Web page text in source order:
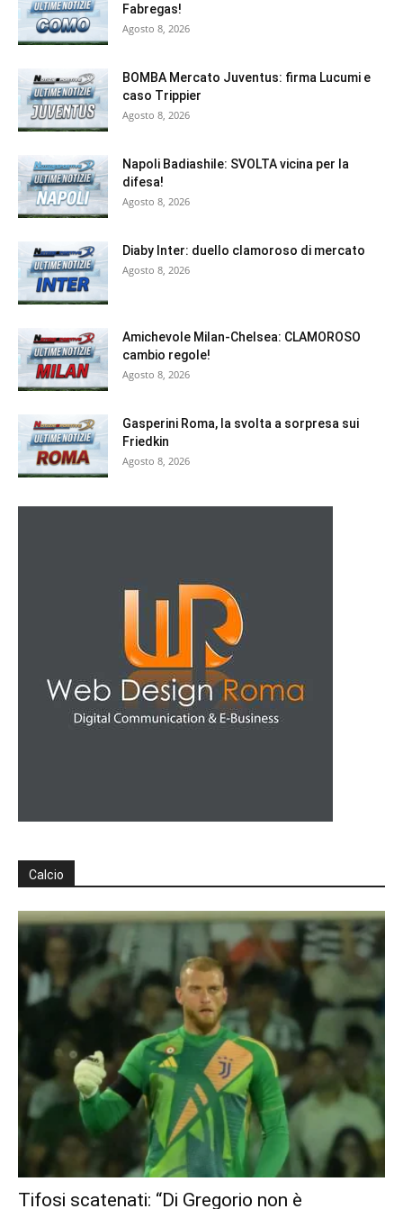
Fabregas!
Agosto 8, 2026
BOMBA Mercato Juventus: firma Lucumi e
caso Trippier
Agosto 8, 2026
Napoli Badiashile: SVOLTA vicina per la
difesa!
Agosto 8, 2026
Diaby Inter: duello clamoroso di mercato
Agosto 8, 2026
Amichevole Milan-Chelsea: CLAMOROSO
cambio regole!
Agosto 8, 2026
Gasperini Roma, la svolta a sorpresa sui
Friedkin
Agosto 8, 2026
Calcio
Tifosi scatenati: “Di Gregorio non è